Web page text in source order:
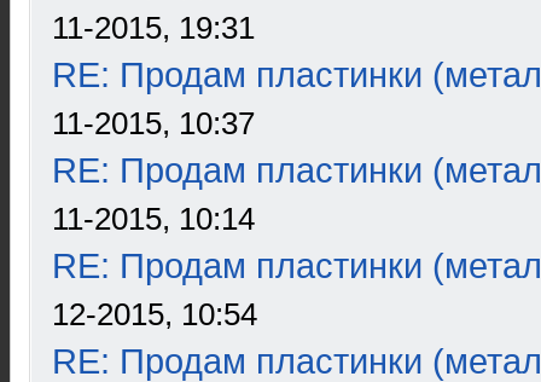
11-2015, 19:31
RE: Продам пластинки
11-2015, 10:37
RE: Продам пластинки
11-2015, 10:14
RE: Продам пластинки
12-2015, 10:54
RE: Продам пластинки